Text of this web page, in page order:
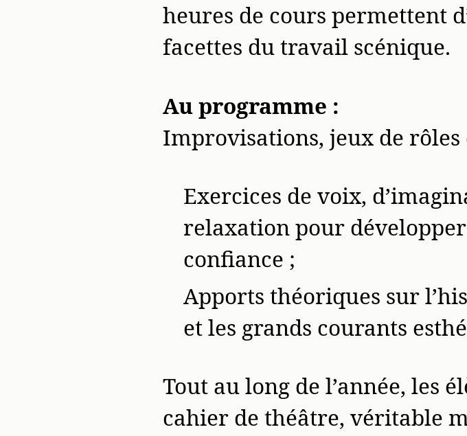
heures de cours permettent
facettes du travail scénique.
Au programme :
Improvisations, jeux de rôles
Exercices de voix,
relaxation pour
confiance ;
Apports théoriques sur
et les grands courants
Tout au long de l’année, les
cahier de théâtre, véritable